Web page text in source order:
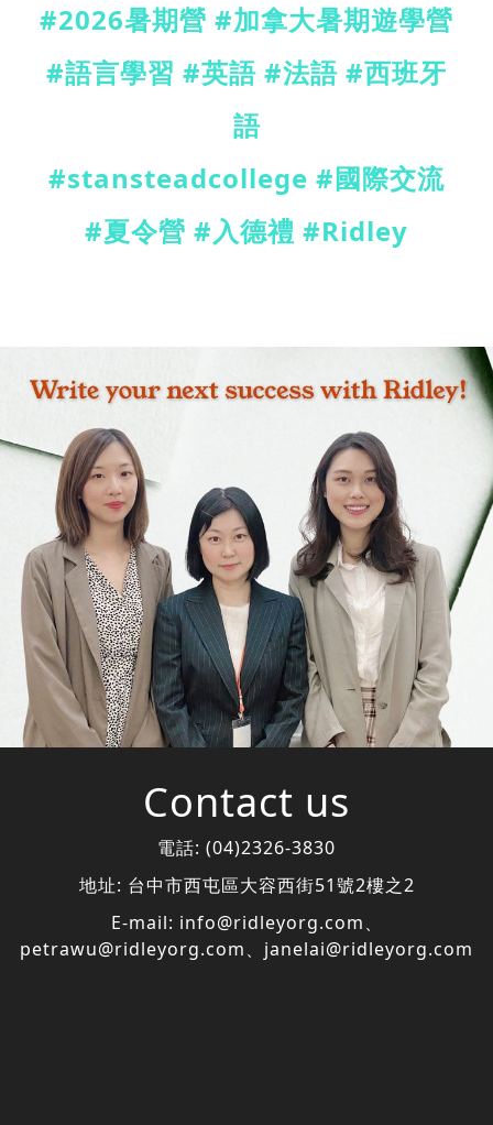
#2026暑期營 #加拿大暑期遊學營
#語言學習 #英語 #法語 #西班牙
語
#stansteadcollege #國際交流
#夏令營 #入德禮 #Ridley
Contact us
電話: (04)2326-3830
地址: 台中市西屯區大容西街51號2樓之2
E-mail: info@ridleyorg.com、
petrawu@ridleyorg.com、 janelai@ridleyorg.com